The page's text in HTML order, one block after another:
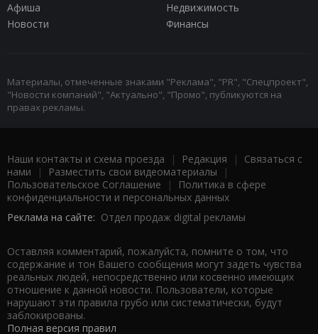
Афиша
Недвижимость
Новости
Финансы
Материалы, отмеченные знаками "Реклама", "PR", "Спецпроект",
"Новости компаний", "Актуально", "Промо", публикуются на
правах рекламы.
Наши контакты и схема проезда | Редакция | Связаться с
нами | Разместить свои видеоматериалы |
Пользовательское Соглашение |
Политика в сфере
конфиденциальности и персональных данных
Реклама на сайте: Отдел продаж digital рекламы
Оставляя комментарий, пожалуйста, помните о том, что
содержание и тон Вашего сообщения могут задеть чувства
реальных людей, непосредственно или косвенно имеющих
отношение к данной новости. Пользователи, которые
нарушают эти правила грубо или систематически, будут
заблокированы.
Полная версия правил